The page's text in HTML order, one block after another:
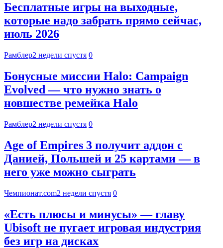
Бесплатные игры на выходные,
которые надо забрать прямо сейчас,
июль 2026
Рамблер2 недели спустя 0
Бонусные миссии Halo: Campaign
Evolved — что нужно знать о
новшестве ремейка Halo
Рамблер2 недели спустя 0
Age of Empires 3 получит аддон с
Данией, Польшей и 25 картами — в
него уже можно сыграть
Чемпионат.com2 недели спустя 0
«Есть плюсы и минусы» — главу
Ubisoft не пугает игровая индустрия
без игр на дисках